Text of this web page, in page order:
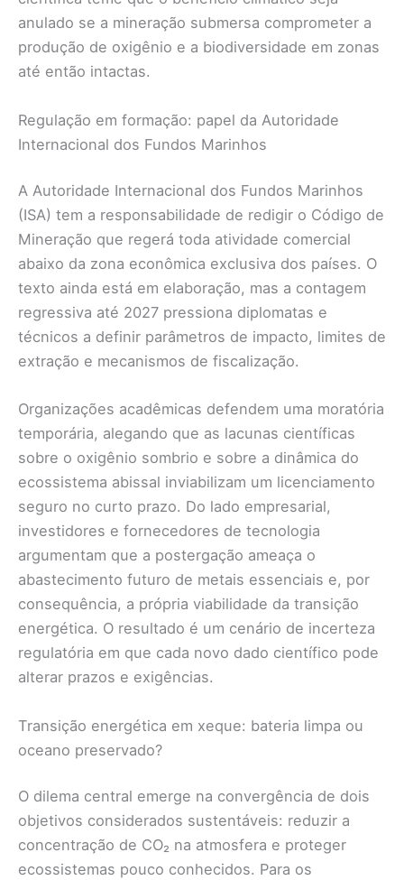
anulado se a mineração submersa comprometer a
produção de oxigênio e a biodiversidade em zonas
até então intactas.
Regulação em formação: papel da Autoridade
Internacional dos Fundos Marinhos
A Autoridade Internacional dos Fundos Marinhos
(ISA) tem a responsabilidade de redigir o Código de
Mineração que regerá toda atividade comercial
abaixo da zona econômica exclusiva dos países. O
texto ainda está em elaboração, mas a contagem
regressiva até 2027 pressiona diplomatas e
técnicos a definir parâmetros de impacto, limites de
extração e mecanismos de fiscalização.
Organizações acadêmicas defendem uma moratória
temporária, alegando que as lacunas científicas
sobre o oxigênio sombrio e sobre a dinâmica do
ecossistema abissal inviabilizam um licenciamento
seguro no curto prazo. Do lado empresarial,
investidores e fornecedores de tecnologia
argumentam que a postergação ameaça o
abastecimento futuro de metais essenciais e, por
consequência, a própria viabilidade da transição
energética. O resultado é um cenário de incerteza
regulatória em que cada novo dado científico pode
alterar prazos e exigências.
Transição energética em xeque: bateria limpa ou
oceano preservado?
O dilema central emerge na convergência de dois
objetivos considerados sustentáveis: reduzir a
concentração de CO₂ na atmosfera e proteger
ecossistemas pouco conhecidos. Para os